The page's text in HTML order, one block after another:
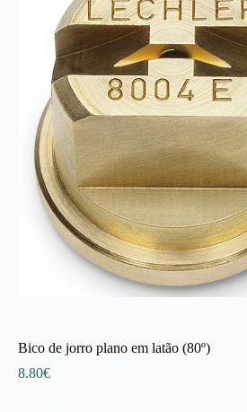
Bico de jorro plano em latão (80º)
8.80€